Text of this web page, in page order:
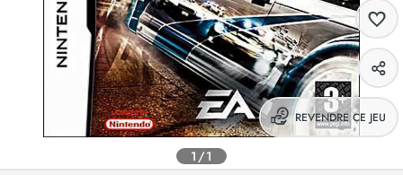
1/1
REVENDRE CE JEU